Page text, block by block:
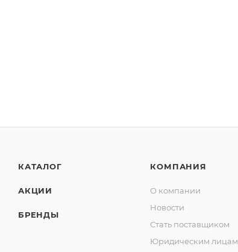
КАТАЛОГ
АКЦИИ
БРЕНДЫ
КОМПАНИЯ
О компании
Новости
Стать поставщиком
Юридическим лицам